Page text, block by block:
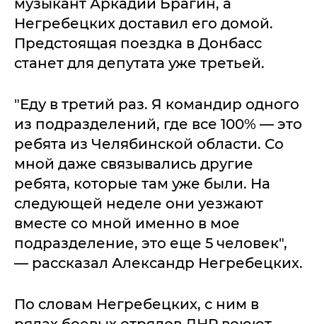
музыкант Аркадий Брагин, а
Негребецких доставил его домой.
Предстоящая поездка в Донбасс
станет для депутата уже третьей.
"Еду в третий раз. Я командир одного
из подразделений, где все 100% — это
ребята из Челябинской области. Со
мной даже связывались другие
ребята, которые там уже были. На
следующей неделе они уезжают
вместе со мной именно в мое
подразделение, это еще 5 человек",
— рассказал Александр Негребецких.
По словам Негребецких, с ним в